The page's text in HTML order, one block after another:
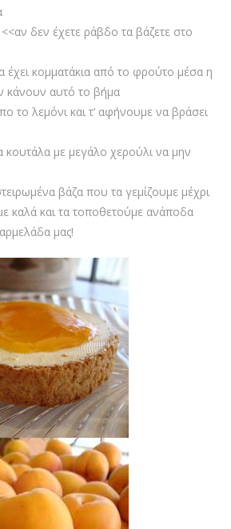
δεν έχετε ράβδο τα βάζετε στο
έχει κομματάκια από το φρούτο μέσα η
κάνουν αυτό το βήμα
το λεμόνι και τ’ αφήνουμε να βράσει
κουτάλα με μεγάλο χερούλι να μην
βάζα που τα γεμίζουμε μέχρι
καλά και τα τοποθετούμε ανάποδα
μας!